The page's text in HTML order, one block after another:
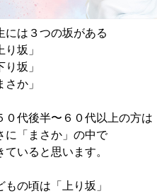
には３つの坂がある
り坂」
り坂」
さか」
０代後半〜６０代以上の方は
に「まさか」の中で
ていると思います。
もの頃は「上り坂」